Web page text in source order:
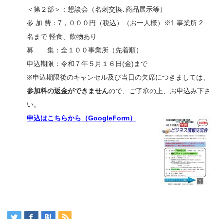
＜第２部＞：懇談会（名刺交換､商品展示等）
参 加 費：7，０００円（税込）（お一人様）※1 事業所 2
名まで 軽食、飲物あり
募 集：全１００事業所（先着順）
申込期限：令和７年５月１６日(金)まで
※申込期限後のキャンセル及び当日の欠席につきましては、
参加料の返金ができませんので、ご了承の上、お申込み下さ
い。
申込はこちらから（GoogleForm）